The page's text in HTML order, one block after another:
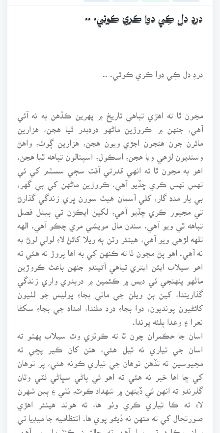
دردِ دل ڪِي دوا ڪري ڪوئي. ..
دردِ دل ڪِي دوا ڪري ڪوئي. ..
مڃون ٿا ته اهڙي تباهي تاريخ ۾ پهرين ڪڏهن به نه آئي
آهي، جنهن ۾ ڪروڙين ماڻهو دردبدر ٿيا هجن، هزارين
مائرن جون هنجون اجڙي ويون هجن، هزارين ڳوٺ، واهڻ
وسنديون لڙهي ويا هجن، اسڪول، اسپتالون تباهه ٿيا هجن.
اهو به مڃون ٿا ته انهي قدرتي آفت سڄي سسٽم کي ئي
تهس نهس ڪري ڇڏيو آهي. ڪروڙين ماڻهن کي بي گهر،
بي يار مدد گار، کلي آسمان هيٺ سورن ڀري زندگي گذارڻ
تي مجبور ڪري ڇڏيو آهي، لکين ايڪڙن تي بيٺل فصل
تباهه ٿي ويو آهي، سندن مال مويشي مري چڪو آهي، الهه
تلهه لڙهي ويو آهي، هينئر وٽن ٻه ويلا کائڻ لاءِ لولي لوڻ به
نه آهي. اهو پڻ مڃون ٿا ته ڪنهن کي به اها پروڙ نه هئي ته
اهو سيلاب ايئن ايتري تباهي آڻيندو جنهن باعث ڪروڙين
ماڻهو پنهنجي ئي ديس ۾ ڪئمپن ۾ دربدري واري زندگي
گذاريندا، کين ٻن ويلن جي ماني بجاءِ پوليس جو لٺيون
کائڻيون پونديون، دوا بجاءِ درد ملندا، امداد جي بجاءِ سکڻا
نعرا ۽ وعدا پلئه پوندا.
اسان جا حڪمران چون ٿا ته ڪوٽڙي وٽ سيلاب پهتو ته
اسان جي تياري نه ٿيل هئي، هنن کان ڪير پڇي ته
مڃيوسين ته تڏهن توهان جي تياري ڪونه هئي، پر توهان
کي ڇا اها خبر نه هئي ته اهو ئي پاڻي سڀاڻي ٺٽي وٽان
گذرندو ته انهن ئي ڏينهن ۾ شهداد ڪوٽ، ٺٽي ۽ ٻين شهرن
لاءِ ته ڪا تياري ڪري وٺو ها، ته هوند هينئر اهڙي
صورتحال کي ته منهن نه ڏيڻو پوي ها. انتظاميه جا ميڊيا تي
بيان رڪارڊ تي پيا آهن ته حالتون ڪنٽرول ۾ آهن،